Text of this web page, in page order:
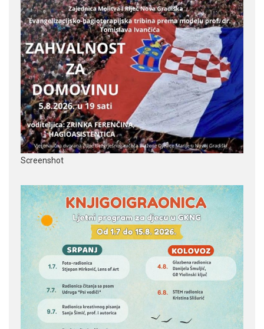
Screenshot